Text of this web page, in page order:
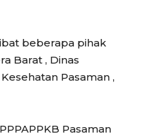
beberapa pihak
Barat , Dinas
Pasaman ,
Pasaman